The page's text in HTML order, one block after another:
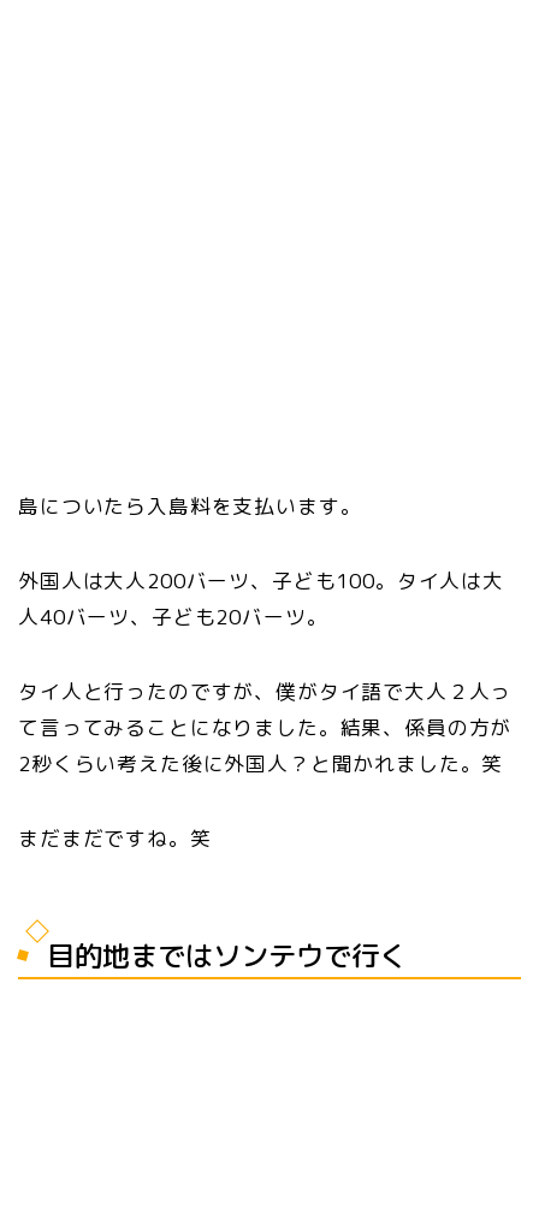
島についたら入島料を支払います。
外国人は大人200バーツ、子ども100。タイ人は大
人40バーツ、子ども20バーツ。
タイ人と行ったのですが、僕がタイ語で大人２人っ
て言ってみることになりました。結果、係員の方が
2秒くらい考えた後に外国人？と聞かれました。笑
まだまだですね。笑
目的地まではソンテウで行く